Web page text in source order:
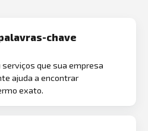
chave
que sua empresa
ajuda a encontrar
exato.